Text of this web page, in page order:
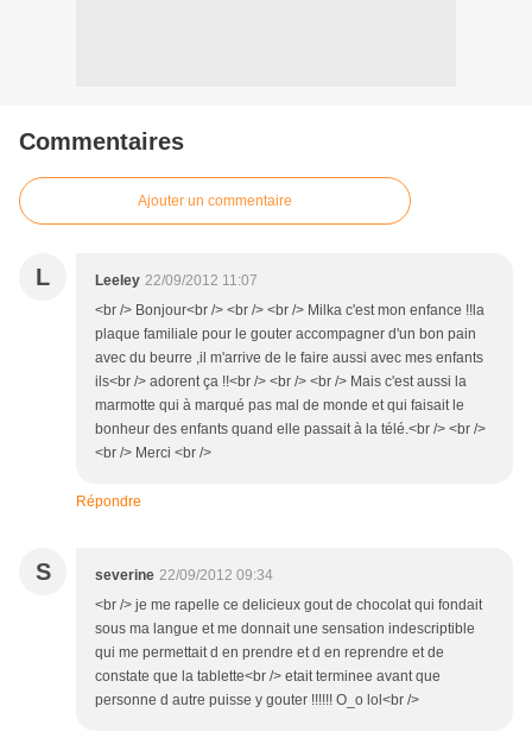
Commentaires
Ajouter un commentaire
L Leeley 22/09/2012 11:07
<br /> Bonjour<br /> <br /> <br /> Milka c'est mon enfance !!la
plaque familiale pour le gouter accompagner d'un bon pain
avec du beurre ,il m'arrive de le faire aussi avec mes enfants
ils<br /> adorent ça !!<br /> <br /> <br /> Mais c'est aussi la
marmotte qui à marqué pas mal de monde et qui faisait le
bonheur des enfants quand elle passait à la télé.<br /> <br />
<br /> Merci <br />
Répondre
S severine 22/09/2012 09:34
<br /> je me rapelle ce delicieux gout de chocolat qui fondait
sous ma langue et me donnait une sensation indescriptible
qui me permettait d en prendre et d en reprendre et de
constate que la tablette<br /> etait terminee avant que
personne d autre puisse y gouter !!!!!! O_o lol<br />